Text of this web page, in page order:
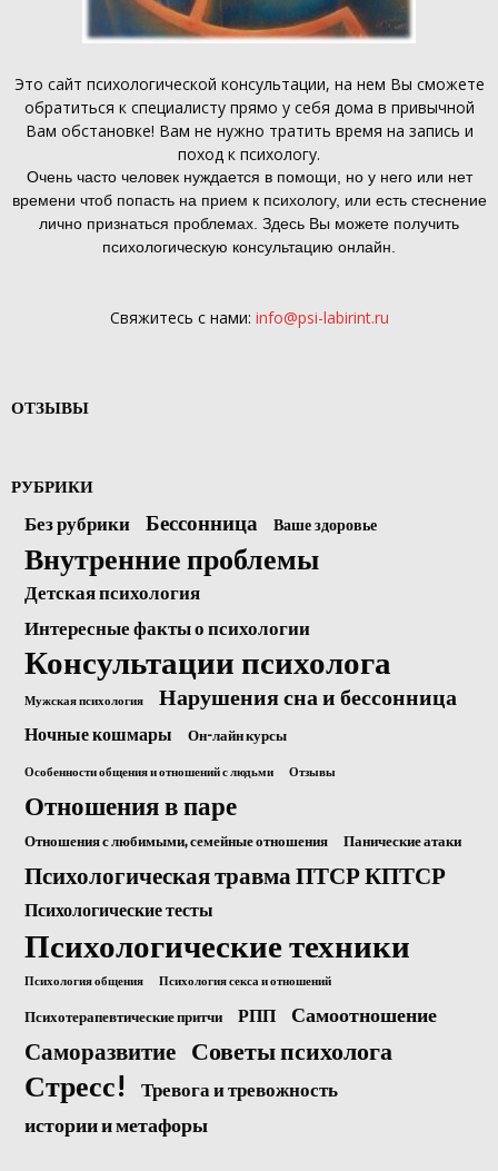
Это сайт психологической консультации, на нем Вы сможете
обратиться к специалисту прямо у себя дома в привычной
Вам обстановке! Вам не нужно тратить время на запись и
поход к психологу.
Очень часто человек нуждается в помощи, но у него или нет
времени чтоб попасть на прием к психологу, или есть стеснение
лично признаться проблемах. Здесь Вы можете получить
психологическую консультацию онлайн.
Свяжитесь с нами: info@psi-labirint.ru
ОТЗЫВЫ
РУБРИКИ
Без рубрики Бессонница Ваше здоровье
Внутренние проблемы
Детская психология
Интересные факты о психологии
Консультации психолога
Мужская психология Нарушения сна и бессонница
Ночные кошмары Он-лайн курсы
Особенности общения и отношений с людьми Отзывы
Отношения в паре
Отношения с любимыми, семейные отношения Панические атаки
Психологическая травма ПТСР КПТСР
Психологические тесты
Психологические техники
Психология общения Психология секса и отношений
Психотерапевтические притчи РПП Самоотношение
Саморазвитие Советы психолога
Стресс! Тревога и тревожность
истории и метафоры